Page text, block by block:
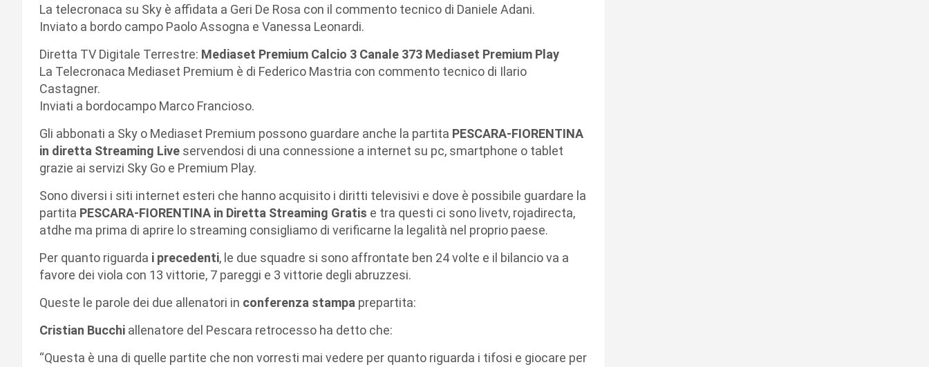
La telecronaca su Sky è affidata a Geri De Rosa con il commento tecnico di Daniele Adani.
Inviato a bordo campo Paolo Assogna e Vanessa Leonardi.
Diretta TV Digitale Terrestre: Mediaset Premium Calcio 3 Canale 373 Mediaset Premium Play
La Telecronaca Mediaset Premium è di Federico Mastria con commento tecnico di Ilario
Castagner.
Inviati a bordocampo Marco Francioso.
Gli abbonati a Sky o Mediaset Premium possono guardare anche la partita PESCARA-FIORENTINA
in diretta Streaming Live servendosi di una connessione a internet su pc, smartphone o tablet
grazie ai servizi Sky Go e Premium Play.
Sono diversi i siti internet esteri che hanno acquisito i diritti televisivi e dove è possibile guardare la
partita PESCARA-FIORENTINA in Diretta Streaming Gratis e tra questi ci sono livetv, rojadirecta,
atdhe ma prima di aprire lo streaming consigliamo di verificarne la legalità nel proprio paese.
Per quanto riguarda i precedenti, le due squadre si sono affrontate ben 24 volte e il bilancio va a
favore dei viola con 13 vittorie, 7 pareggi e 3 vittorie degli abruzzesi.
Queste le parole dei due allenatori in conferenza stampa prepartita:
Cristian Bucchi allenatore del Pescara retrocesso ha detto che:
“Questa è una di quelle partite che non vorresti mai vedere per quanto riguarda i tifosi e giocare per